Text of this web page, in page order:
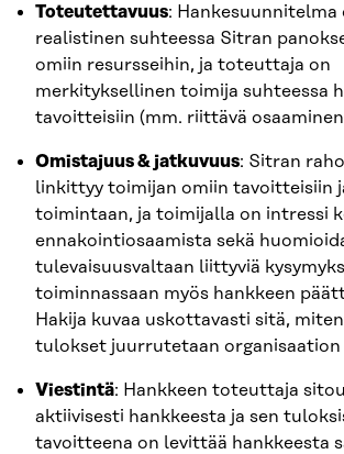
Toteutettavuus: Hankesuunnitelma
realistinen suhteessa Sitran
omiin resursseihin, ja toteuttaja on
merkityksellinen toimija suhteessa
tavoitteisiin (mm. riittävä
Omistajuus & jatkuvuus: Sitran
linkittyy toimijan omiin tavoitteisiin
toimintaan, ja toimijalla on intressi
ennakointiosaamista sekä
tulevaisuusvaltaan liittyviä
toiminnassaan myös hankkeen
Hakija kuvaa uskottavasti sitä,
tulokset juurrutetaan organisaation
Viestintä: Hankkeen toteuttaja
aktiivisesti hankkeesta ja sen
tavoitteena on levittää hankkeesta